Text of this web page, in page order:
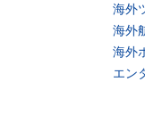
海外
海外
海外
エン